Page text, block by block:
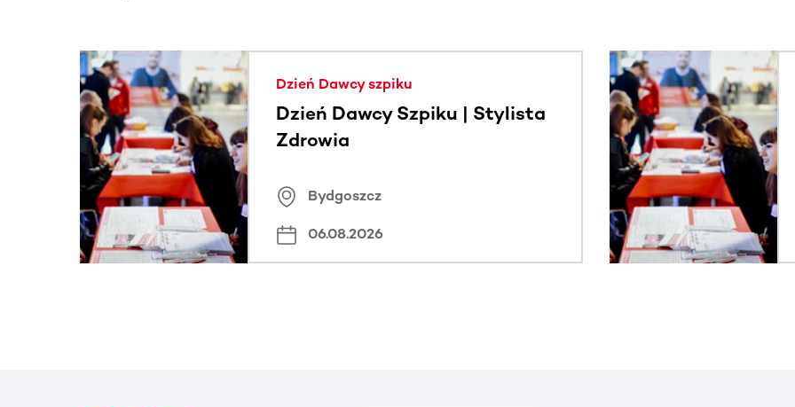
Ta sekcja zawiera treści przewijane w poziomie. Użyj klawisza Tab lub przesuń palcem, aby zobaczyć
Dzień Dawcy szpiku
Dzień Dawcy Szpiku | Stylista
Zdrowia
Bydgoszcz
06.08.2026